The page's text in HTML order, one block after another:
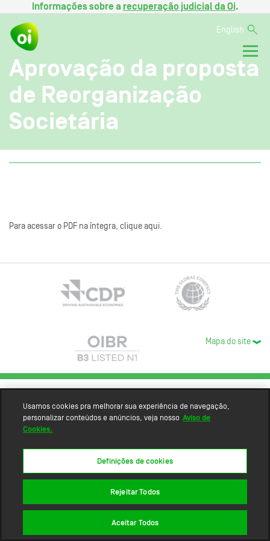
Informações sobre a recuperação judicial da Oi.
English
Aprovação da proposta
de Reorganização
Societária
Para acessar o PDF na íntegra, clique aqui.
Mapa do site
Usamos cookies pra melhorar sua experiência de navegação,
personalizar conteúdos e anúncios, veja nosso Aviso de
Cookies.
Definições de cookies
Rejeitar Todos
Aceitar Todos